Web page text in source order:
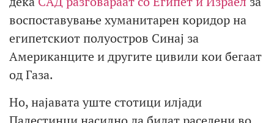
воспоставување хуманитарен коридор на
египетскиот полуостров Синај за
Американците и другите цивили кои бегаат
од Газа.
Но, најавата уште стотици илјади